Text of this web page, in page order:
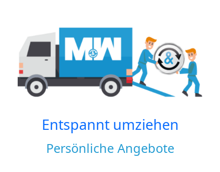
Entspannt umziehen
Persönliche Angebote